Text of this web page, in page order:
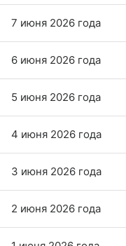
7 июня 2026 года
6 июня 2026 года
5 июня 2026 года
4 июня 2026 года
3 июня 2026 года
2 июня 2026 года